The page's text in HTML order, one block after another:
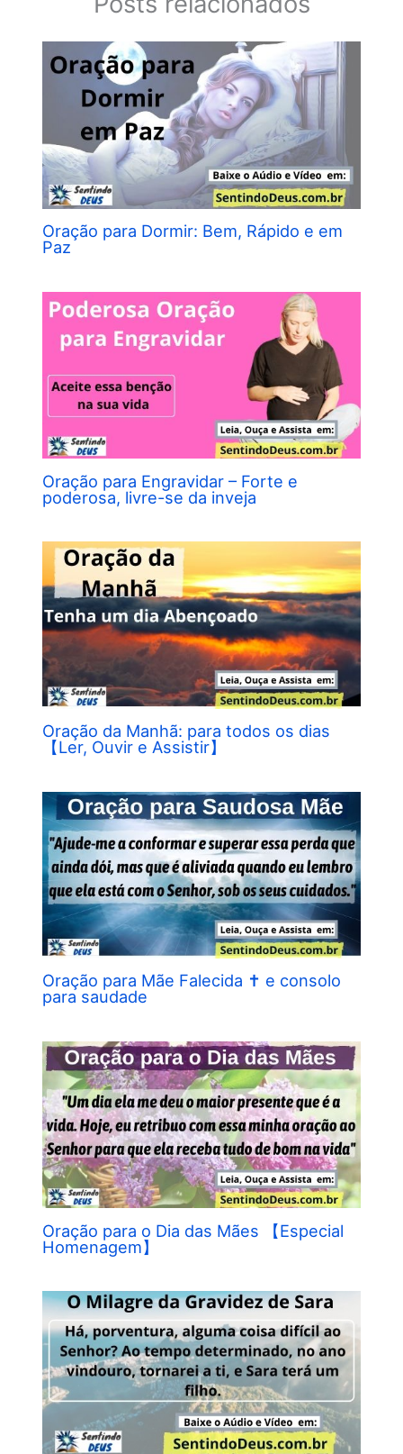
Oração para Dormir: Bem, Rápido e em
Paz
Oração para Engravidar – Forte e
poderosa, livre-se da inveja
Oração da Manhã: para todos os dias
【Ler, Ouvir e Assistir】
Oração para Mãe Falecida ✝︎ e consolo
para saudade
Oração para o Dia das Mães 【Especial
Homenagem】